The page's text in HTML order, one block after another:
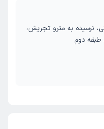
نرسیده به مترو تجریش،